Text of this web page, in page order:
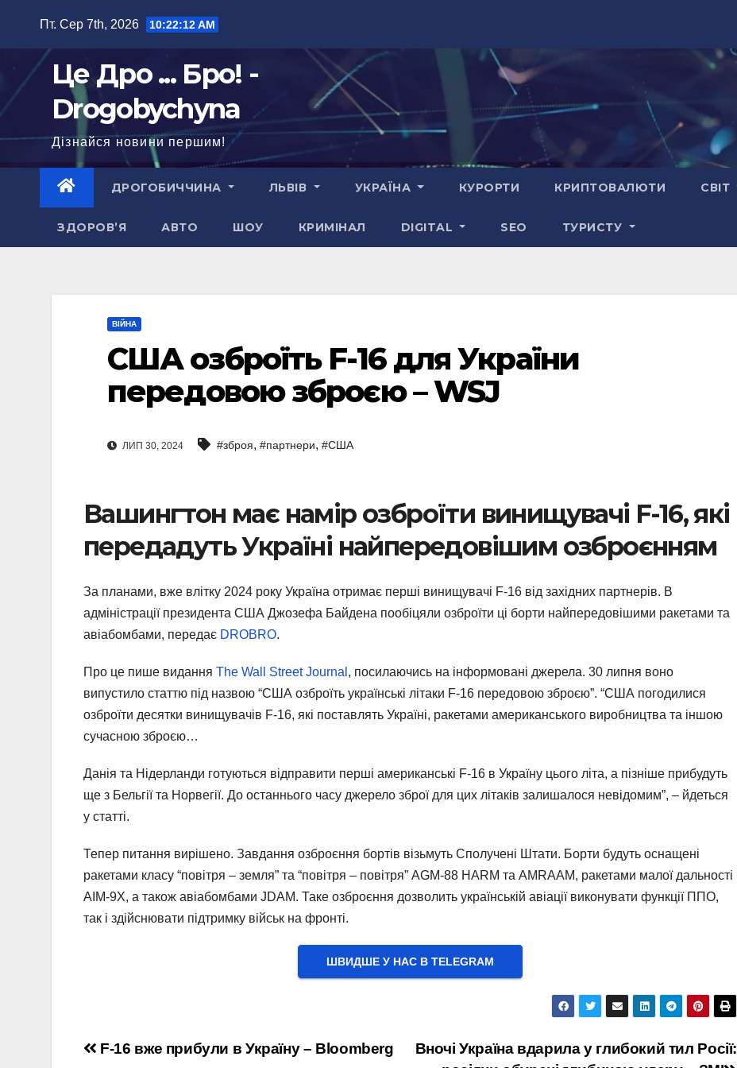
Пт. Сер 7th, 2026 10:22:13 AM
Це Дро ... Бро! -
Drogobychyna
Дізнайся новини першим!
ДРОГОБИЧЧИНА ЛЬВІВ УКРАЇНА КУРОРТИ КРИПТОВАЛЮТИ СВІТ
ЗДОРОВ’Я АВТО ШОУ КРИМІНАЛ DIGITAL SEO ТУРИСТУ
ВІЙНА
США озброїть F-16 для України
передовою зброєю – WSJ
ЛИП 30, 2024 #зброя, #партнери, #США
Вашингтон має намір озброїти винищувачі F-16, які
передадуть Україні найпередовішим озброєнням
За планами, вже влітку 2024 року Україна отримає перші винищувачі F-16 від західних партнерів. В
адміністрації президента США Джозефа Байдена пообіцяли озброїти ці борти найпередовішими ракетами та
авіабомбами, передає DROBRO.
Про це пише видання The Wall Street Journal , посилаючись на інформовані джерела. 30 липня воно
випустило статтю під назвою “США озброїть українські літаки F-16 передовою зброєю”. “США погодилися
озброїти десятки винищувачів F-16, які поставлять Україні, ракетами американського виробництва та іншою
сучасною зброєю…
Данія та Нідерланди готуються відправити перші американські F-16 в Україну цього літа, а пізніше прибудуть
ще з Бельгії та Норвегії. До останнього часу джерело зброї для цих літаків залишалося невідомим”, – йдеться
у статті.
Тепер питання вирішено. Завдання озброєння бортів візьмуть Сполучені Штати. Борти будуть оснащені
ракетами класу “повітря – земля” та “повітря – повітря” AGM-88 HARM та AMRAAM, ракетами малої дальності
AIM-9X, а також авіабомбами JDAM. Таке озброєння дозволить українській авіації виконувати функції ППО,
так і здійснювати підтримку військ на фронті.
ШВИДШЕ У НАС В ТELEGRAM
Навігація
Вночі Україна вдарила у глибокий тил Росії:
F-16 вже прибули в Україну – Bloomberg